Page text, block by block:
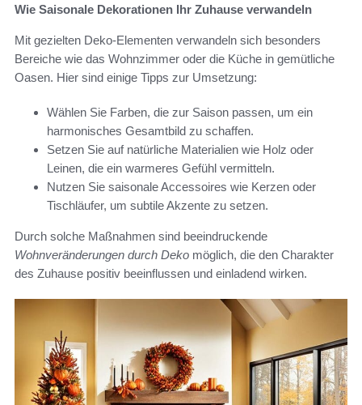
Wie Saisonale Dekorationen Ihr Zuhause verwandeln
Mit gezielten Deko-Elementen verwandeln sich besonders
Bereiche wie das Wohnzimmer oder die Küche in gemütliche
Oasen. Hier sind einige Tipps zur Umsetzung:
Wählen Sie Farben, die zur Saison passen, um ein
harmonisches Gesamtbild zu schaffen.
Setzen Sie auf natürliche Materialien wie Holz oder
Leinen, die ein warmeres Gefühl vermitteln.
Nutzen Sie saisonale Accessoires wie Kerzen oder
Tischläufer, um subtile Akzente zu setzen.
Durch solche Maßnahmen sind beeindruckende
Wohnveränderungen durch Deko möglich, die den Charakter
des Zuhause positiv beeinflussen und einladend wirken.